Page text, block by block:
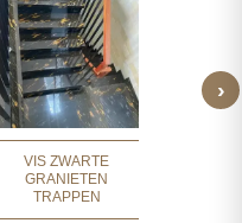
VIS ZWARTE
GRANIETEN
TRAPPEN
P WITTE
›